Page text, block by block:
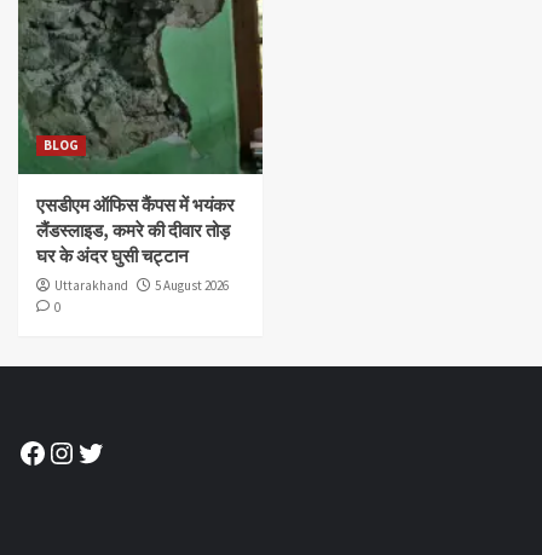
BLOG
एसडीएम ऑफिस कैंपस में भयंकर
लैंडस्लाइड, कमरे की दीवार तोड़
घर के अंदर घुसी चट्टान
Uttarakhand
5 August 2026
0
Facebook
Instagram
Twitter